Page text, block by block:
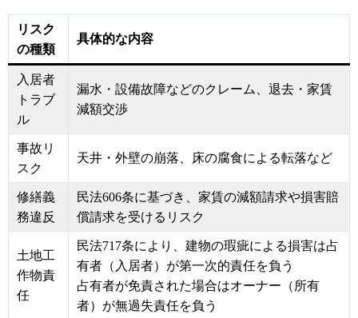
リスク
の種類
具体的な内容
入居者
トラブ
ル
漏水・設備故障などのクレーム、退去・家賃
減額交渉
事故リ
スク
天井・外壁の崩落、床の腐食による転落など
修繕義
務違反
民法606条に基づき、家賃の減額請求や損害賠
償請求を受けるリスク
土地工
作物責
任
民法717条により、建物の瑕疵による損害は占
有者（入居者）が第一次的責任を負う
占有者が免責された場合はオーナー（所有
者）が無過失責任を負う